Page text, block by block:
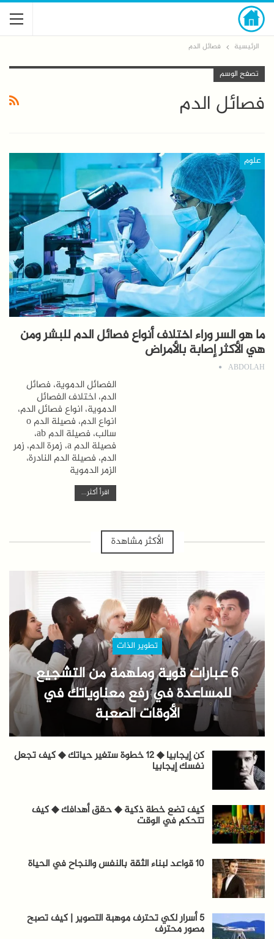
الرئيسية فصائل الدم
تصفح الوسم
فصائل الدم
علوم
ما هو السر وراء اختلاف أنواع فصائل الدم للبشر ومن
هي الأكثر إصابة بالأمراض
ABDOLAH
الفصائل الدموية، فصائل
الدم، اختلاف الفصائل
الدموية، انواع فصائل الدم،
انواع الدم، فصيلة الدم o
سالب، فصيلة الدم ab،
فصيلة الدم a، زمرة الدم، زمر
الدم، فصيلة الدم النادرة،
الزمر الدموية
اقرأ أكثر...
الأكثر مشاهدة
تطوير الذات
6 عبارات قوية وملهمة من التشجيع
للمساعدة في رفع معناوياتك في
الأوقات الصعبة
كن إيجابيا ◆ 12 خطوة ستغير حياتك ◆ كيف تجعل
نفسك إيجابيا
كيف تضع خطة ذكية ◆ حقق أهدافك ◆ كيف
تتحكم في الوقت
10 قواعد لبناء الثقة بالنفس والنجاح في الحياة
5 أسرار لكي تحترف موهبة التصوير | كيف تصبح
مصور محترف